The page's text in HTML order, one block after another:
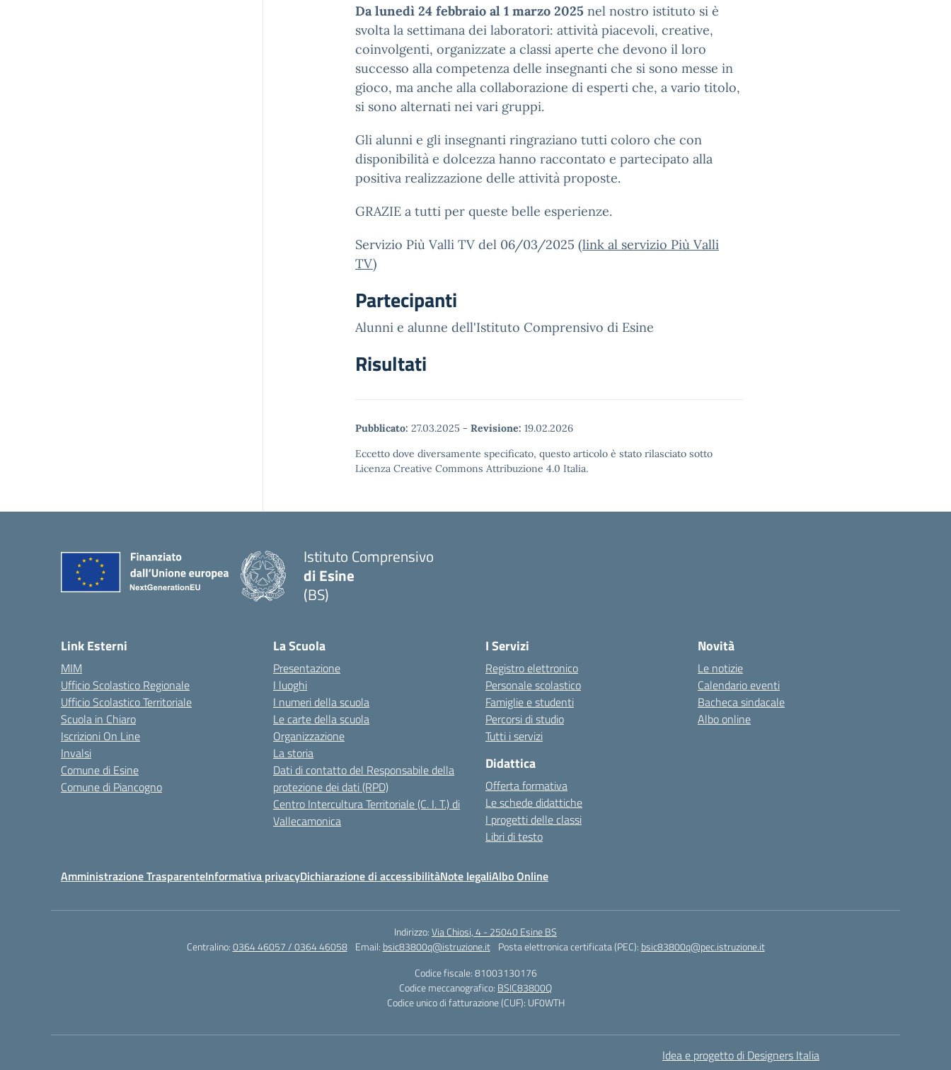
Da lunedì 24 febbraio al 1 marzo 2025 nel nostro istituto si è
svolta la settimana dei laboratori: attività piacevoli, creative,
coinvolgenti, organizzate a classi aperte che devono il loro
successo alla competenza delle insegnanti che si sono messe in
gioco, ma anche alla collaborazione di esperti che, a vario titolo,
si sono alternati nei vari gruppi.
Gli alunni e gli insegnanti ringraziano tutti coloro che con
disponibilità e dolcezza hanno raccontato e partecipato alla
positiva realizzazione delle attività proposte.
GRAZIE a tutti per queste belle esperienze.
Servizio Più Valli TV del 06/03/2025 (link al servizio Più Valli
TV)
Partecipanti
Alunni e alunne dell'Istituto Comprensivo di Esine
Risultati
Pubblicato: 27.03.2025 - Revisione: 19.02.2026
Eccetto dove diversamente specificato, questo articolo è stato rilasciato sotto
Licenza Creative Commons Attribuzione 4.0 Italia.
Istituto Comprensivo
di Esine
(BS)
Link Esterni
MIM
Ufficio Scolastico Regionale
Ufficio Scolastico Territoriale
Scuola in Chiaro
Iscrizioni On Line
Invalsi
Comune di Esine
Comune di Piancogno
La Scuola
Presentazione
I luoghi
I numeri della scuola
Le carte della scuola
Organizzazione
La storia
Dati di contatto del Responsabile della
protezione dei dati (RPD)
Centro Intercultura Territoriale (C. I. T.) di
Vallecamonica
I Servizi
Registro elettronico
Personale scolastico
Famiglie e studenti
Percorsi di studio
Tutti i servizi
Didattica
Offerta formativa
Le schede didattiche
I progetti delle classi
Libri di testo
Novità
Le notizie
Calendario eventi
Bacheca sindacale
Albo online
Amministrazione TrasparenteInformativa privacyDichiarazione di accessibilitàNote legaliAlbo Online
Indirizzo:Via Chiosi, 4 - 25040 Esine BS
Centralino:0364 46057 / 0364 46058 Email: bsic83800q@istruzione.it Posta elettronica certificata (PEC): bsic83800q@pec.istruzione.it
Codice fiscale: 81003130176
Codice meccanografico: BSIC83800Q
Codice unico di fatturazione (CUF): UF0WTH
Idea e progetto di Designers Italia